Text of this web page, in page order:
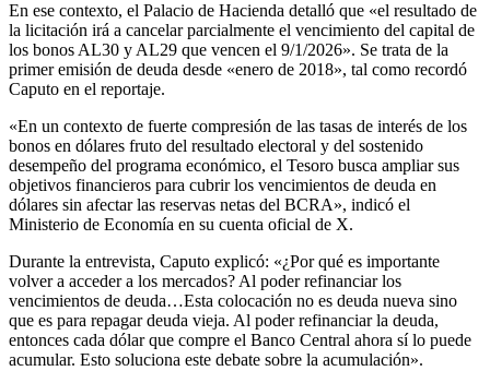
En ese contexto, el Palacio de Hacienda detalló que «el resultado de
la licitación irá a cancelar parcialmente el vencimiento del capital de
los bonos AL30 y AL29 que vencen el 9/1/2026». Se trata de la
primer emisión de deuda desde «enero de 2018», tal como recordó
Caputo en el reportaje.
«En un contexto de fuerte compresión de las tasas de interés de los
bonos en dólares fruto del resultado electoral y del sostenido
desempeño del programa económico, el Tesoro busca ampliar sus
objetivos financieros para cubrir los vencimientos de deuda en
dólares sin afectar las reservas netas del BCRA», indicó el
Ministerio de Economía en su cuenta oficial de X.
Durante la entrevista, Caputo explicó: «¿Por qué es importante
volver a acceder a los mercados? Al poder refinanciar los
vencimientos de deuda…Esta colocación no es deuda nueva sino
que es para repagar deuda vieja. Al poder refinanciar la deuda,
entonces cada dólar que compre el Banco Central ahora sí lo puede
acumular. Esto soluciona este debate sobre la acumulación».